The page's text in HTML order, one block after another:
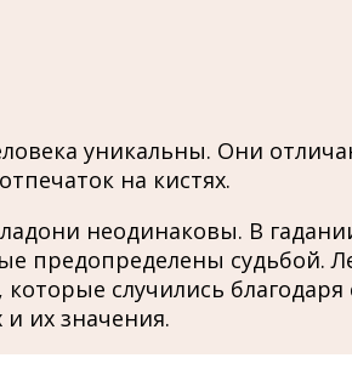
уникальны. Они
на кистях.
неодинаковы. В
предопределены судьбой.
которые случились
их значения.